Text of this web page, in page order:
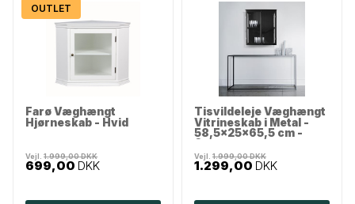
OUTLET
Farø Væghængt
Hjørneskab - Hvid
699,00 DKK
Vejl.1.999,00DKK
Tisvildeleje Væghængt
Vitrineskab i Metal -
58,5x25x65,5 cm -
Sort
1.299,00 DKK
Vejl. 1.999,00DKK